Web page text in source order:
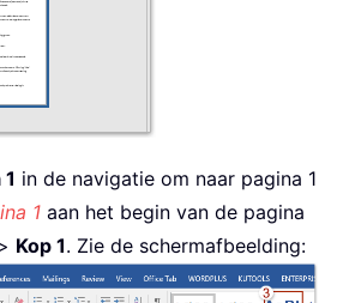
in de navigatie om naar pagina 1
1 aan het begin van de pagina
Kop 1. Zie de schermafbeelding: